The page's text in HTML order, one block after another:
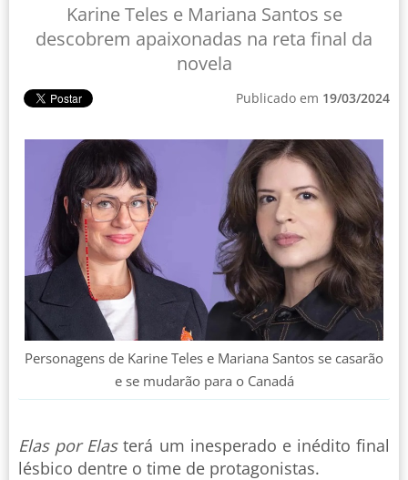
Karine Teles e Mariana Santos se
descobrem apaixonadas na reta final da
novela
Publicado em 19/03/2024
Personagens de Karine Teles e Mariana Santos se casarão
e se mudarão para o Canadá
Elas por Elasterá um inesperado e inédito final
lésbico dentre o time de protagonistas.